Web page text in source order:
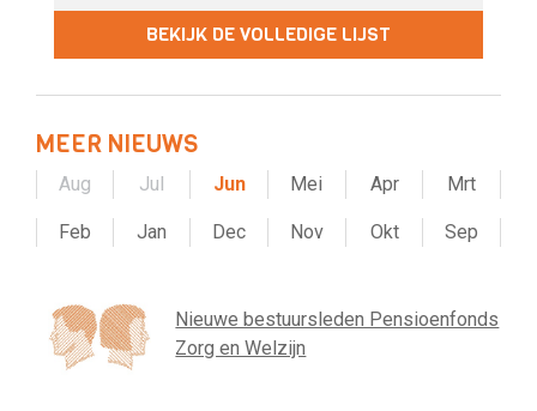
BEKIJK DE VOLLEDIGE LIJST
MEER NIEUWS
Aug Jul Jun Mei Apr Mrt
Feb Jan Dec Nov Okt Sep
Nieuwe bestuursleden Pensioenfonds
Zorg en Welzijn